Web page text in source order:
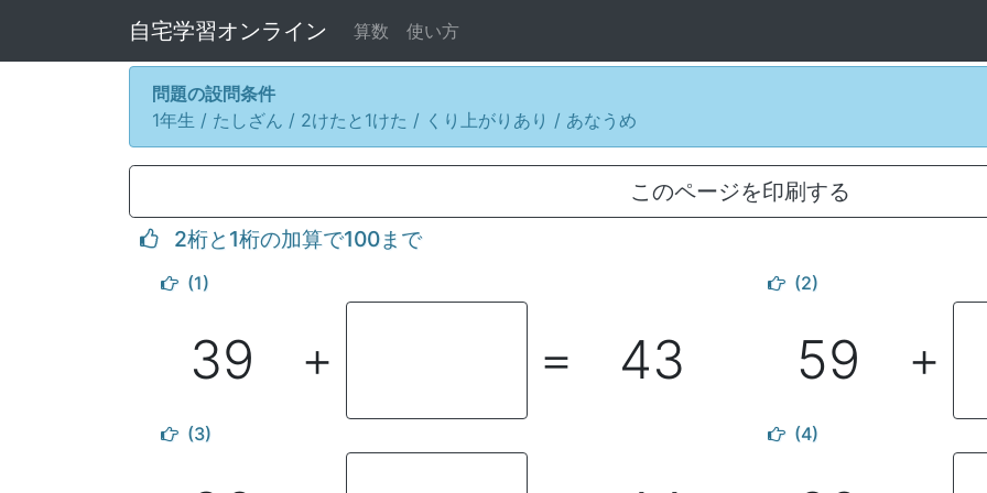
自宅学習オンライン 算数 使い方
問題の設問条件
1年生 / たしざん / 2けたと1けた / くり上がりあり / あなうめ
このページを印刷する
2桁と1桁の加算で100まで
(1)
39 ＋ ＝ 43
(2)
59 ＋
(3) (4)